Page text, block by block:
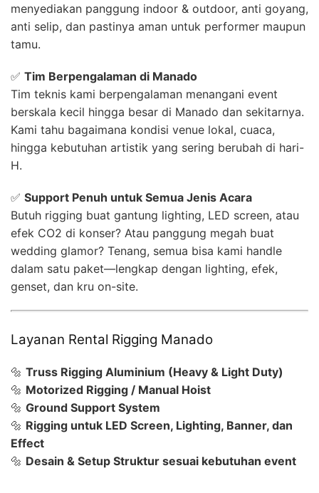
menyediakan panggung indoor & outdoor, anti goyang,
anti selip, dan pastinya aman untuk performer maupun
tamu.
✅ Tim Berpengalaman di Manado
Tim teknis kami berpengalaman menangani event
berskala kecil hingga besar di Manado dan sekitarnya.
Kami tahu bagaimana kondisi venue lokal, cuaca,
hingga kebutuhan artistik yang sering berubah di hari-
H.
✅ Support Penuh untuk Semua Jenis Acara
Butuh rigging buat gantung lighting, LED screen, atau
efek CO2 di konser? Atau panggung megah buat
wedding glamor? Tenang, semua bisa kami handle
dalam satu paket—lengkap dengan lighting, efek,
genset, dan kru on-site.
Layanan Rental Rigging Manado
🔩 Truss Rigging Aluminium (Heavy & Light Duty)
🔩 Motorized Rigging / Manual Hoist
🔩 Ground Support System
🔩 Rigging untuk LED Screen, Lighting, Banner, dan
Effect
🔩 Desain & Setup Struktur sesuai kebutuhan event